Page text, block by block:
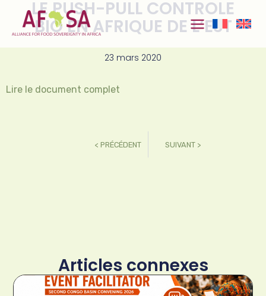
Aller au
contenuLE PUSH-PULL CONTROLE
BIO EN AFRIQUE DE L’EST
23 mars 2020
Lire le document complet
< PRÉCÉDENT SUIVANT >
Articles connexes